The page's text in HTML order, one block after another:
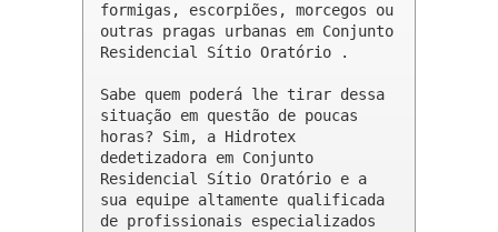
formigas, escorpiões, morcegos ou
outras pragas urbanas em Conjunto
Residencial Sítio Oratório .
Sabe quem poderá lhe tirar dessa
situação em questão de poucas
horas? Sim, a Hidrotex
dedetizadora em Conjunto
Residencial Sítio Oratório e a
sua equipe altamente qualificada
de profissionais especializados